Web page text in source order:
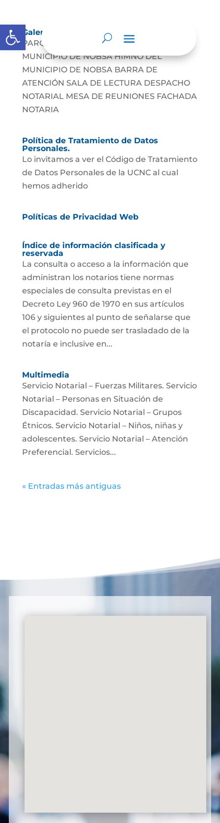
Abrir barra de herramientas
Galería
PARQUE PRINCIPAL ESCUDO DEL
MUNICIPIO DE NOBSA HIMNO DEL
MUNICIPIO DE NOBSA BARRA DE
ATENCIÓN SALA DE LECTURA DESPACHO
NOTARIAL MESA DE REUNIONES FACHADA
NOTARIA
Política de Tratamiento de Datos
Personales.
Lo invitamos a ver el Código de Tratamiento
de Datos Personales de la UCNC al cual
hemos adherido
Políticas de Privacidad Web
Índice de información clasificada y
reservada
La consulta o acceso a la información que
administran los notarios tiene normas
especiales de consulta previstas en el
Decreto Ley 960 de 1970 en sus artículos
106 y siguientes al punto de señalarse que
el protocolo no puede ser trasladado de la
notaría e inclusive en...
Multimedia
Servicio Notarial – Fuerzas Militares. Servicio
Notarial – Personas en Situación de
Discapacidad. Servicio Notarial – Grupos
Étnicos. Servicio Notarial – Niños, niñas y
adolescentes. Servicio Notarial – Atención
Preferencial. Servicios...
« Entradas más antiguas